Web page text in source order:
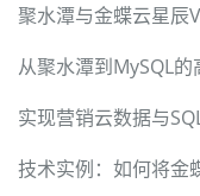
聚水潭与金蝶云星辰
从聚水潭到MySQL
技术实例：如何将金